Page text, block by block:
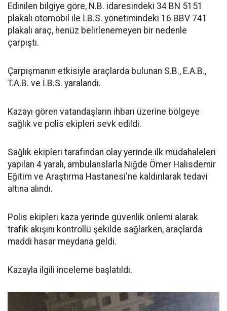
Edinilen bilgiye göre, N.B. idaresindeki 34 BN 5151
plakalı otomobil ile İ.B.S. yönetimindeki 16 BBV 741
plakalı araç, henüz belirlenemeyen bir nedenle
çarpıştı.
Çarpışmanın etkisiyle araçlarda bulunan S.B., E.A.B.,
T.A.B. ve İ.B.S. yaralandı.
Kazayı gören vatandaşların ihbarı üzerine bölgeye
sağlık ve polis ekipleri sevk edildi.
Sağlık ekipleri tarafından olay yerinde ilk müdahaleleri
yapılan 4 yaralı, ambulanslarla Niğde Ömer Halisdemir
Eğitim ve Araştırma Hastanesi'ne kaldırılarak tedavi
altına alındı.
Polis ekipleri kaza yerinde güvenlik önlemi alarak
trafik akışını kontrollü şekilde sağlarken, araçlarda
maddi hasar meydana geldi.
Kazayla ilgili inceleme başlatıldı.